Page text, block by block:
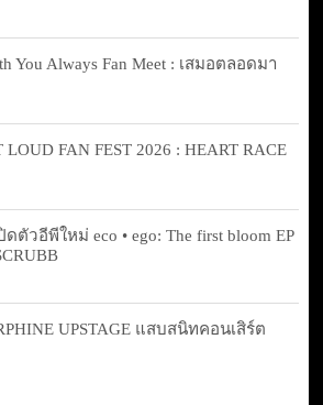
You Always Fan Meet : เสมอตลอดมา
LOUD FAN FEST 2026 : HEART RACE
ดตัวอีพีใหม่ eco • ego: The first bloom EP
UPSTAGE แสบสนิทคอนเสิร์ต